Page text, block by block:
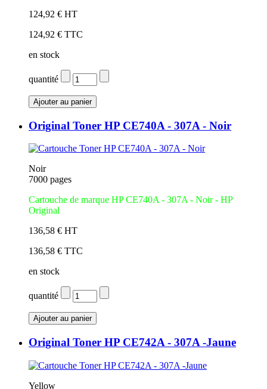
124,92 € HT
124,92 € TTC
en stock
quantité
Original Toner HP CE740A - 307A - Noir
Noir
7000 pages
Cartouche de marque HP CE740A - 307A - Noir - HP
Original
136,58 € HT
136,58 € TTC
en stock
quantité
Original Toner HP CE742A - 307A -Jaune
Yellow